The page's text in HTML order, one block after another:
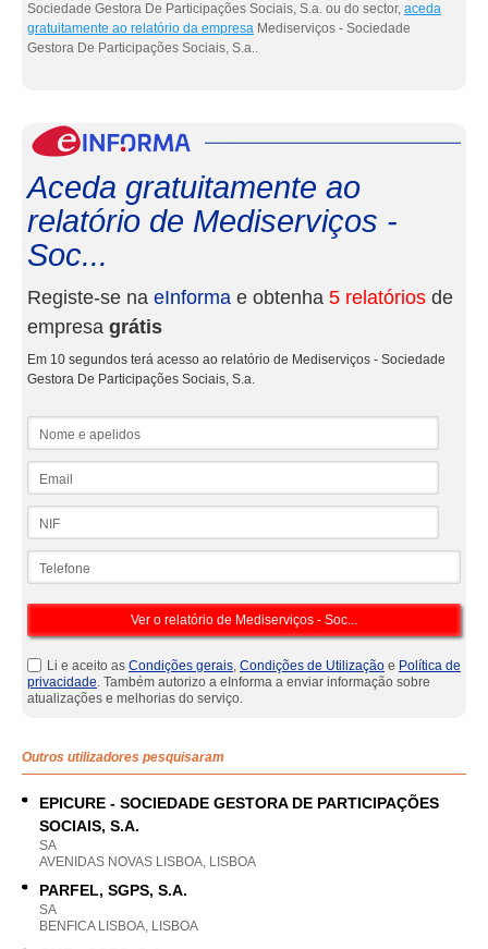
Sociedade Gestora De Participações Sociais, S.a. ou do sector, aceda
gratuitamente ao relatório da empresa Mediserviços - Sociedade
Gestora De Participações Sociais, S.a..
Aceda gratuitamente ao
relatório de Mediserviços -
Soc...
Registe-se na eInforma e obtenha 5 relatórios de
empresa grátis
Em 10 segundos terá acesso ao relatório de Mediserviços - Sociedade
Gestora De Participações Sociais, S.a.
Li e aceito as Condições gerais, Condições de Utilização e Política de
privacidade. Também autorizo a eInforma a enviar informação sobre
atualizações e melhorias do serviço.
Outros utilizadores pesquisaram
EPICURE - SOCIEDADE GESTORA DE PARTICIPAÇÕES
SOCIAIS, S.A.
SA
AVENIDAS NOVAS LISBOA, LISBOA
PARFEL, SGPS, S.A.
SA
BENFICA LISBOA, LISBOA